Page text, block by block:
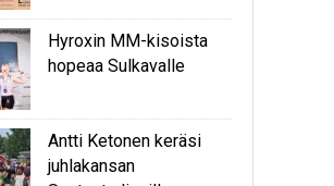
Hyroxin MM-kisoista
hopeaa Sulkavalle
Antti Ketonen keräsi
juhlakansan